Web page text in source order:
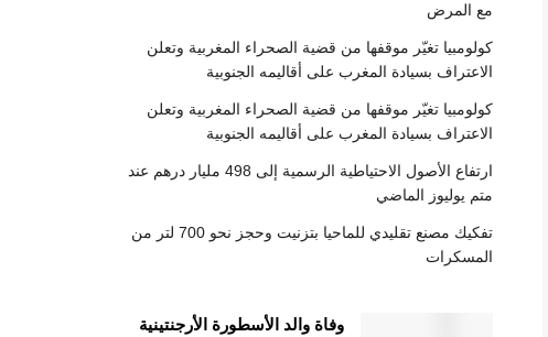
مع المرض
كولومبيا تغيّر موقفها من قضية الصحراء المغربية وتعلن
الاعتراف بسيادة المغرب على أقاليمه الجنوبية
كولومبيا تغيّر موقفها من قضية الصحراء المغربية وتعلن
الاعتراف بسيادة المغرب على أقاليمه الجنوبية
ارتفاع الأصول الاحتياطية الرسمية إلى 498 مليار درهم عند
متم يوليوز الماضي
تفكيك مصنع تقليدي للماحيا بتزنيت وحجز نحو 700 لتر من
المسكرات
وفاة والد الأسطورة الأرجنتينية